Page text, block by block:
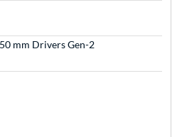
mm Drivers Gen-2